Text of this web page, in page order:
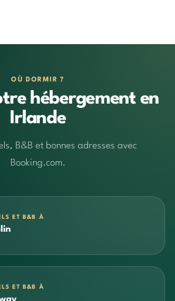
OÙ DORMIR ?
hébergement en
Irlande
B&B et bonnes adresses avec
Booking.com.
ET B&B À
ET B&B À